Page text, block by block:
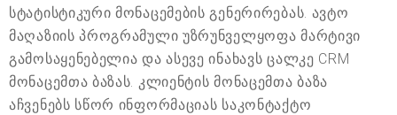
სტატისტიკური მონაცემების გენერირებას. ავტო
მაღაზიის პროგრამული უზრუნველყოფა მარტივი
გამოსაყენებელია და ასევე ინახავს ცალკე CRM
მონაცემთა ბაზას. კლიენტის მონაცემთა ბაზა
აჩვენებს სწორ ინფორმაციას საკონტაქტო